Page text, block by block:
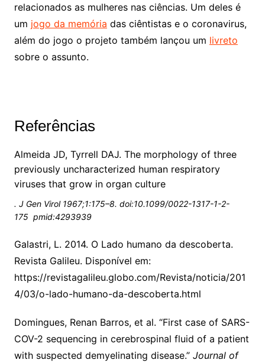
relacionados as mulheres nas ciências. Um deles é
um jogo da memória das ciêntistas e o coronavirus,
além do jogo o projeto também lançou um livreto
sobre o assunto.
Referências
Almeida JD, Tyrrell DAJ. The morphology of three
previously uncharacterized human respiratory
viruses that grow in organ culture
. J Gen Virol 1967;1:175–8. doi:10.1099/0022-1317-1-2-
175 pmid:4293939
Galastri, L. 2014. O Lado humano da descoberta.
Revista Galileu. Disponível em:
https://revistagalileu.globo.com/Revista/noticia/201
4/03/o-lado-humano-da-descoberta.html
Domingues, Renan Barros, et al. “First case of SARS-
COV-2 sequencing in cerebrospinal fluid of a patient
with suspected demyelinating disease.” Journal of